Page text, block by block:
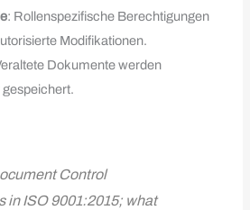
: Rollenspezifische Berechtigungen
Modifikationen.
Dokumente werden
Control
in ISO 9001:2015; what